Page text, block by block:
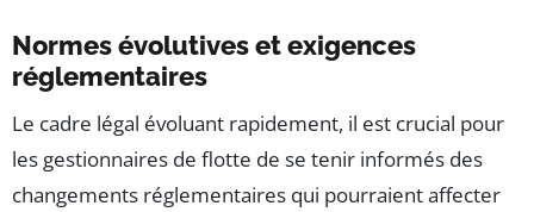
Normes évolutives et exigences
réglementaires
Le cadre légal évoluant rapidement, il est crucial pour
les gestionnaires de flotte de se tenir informés des
changements réglementaires qui pourraient affecter